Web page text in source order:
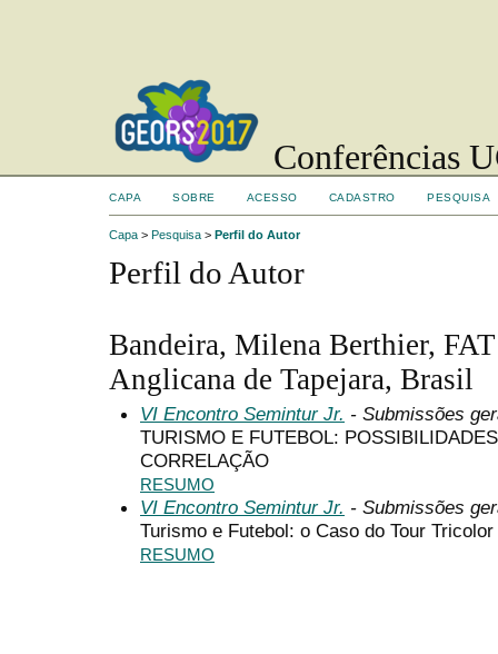
Conferências
CAPA SOBRE ACESSO CADASTRO PESQUISA
Capa > Pesquisa > Perfil do Autor
Perfil do Autor
Bandeira, Milena Berthier,
Anglicana de Tapejara, Brasil
VI Encontro Semintur Jr. - Submissões
TURISMO E FUTEBOL:
CORRELAÇÃO
RESUMO
VI Encontro Semintur Jr. - Submissões
Turismo e Futebol: o Caso do Tour Tricolor
RESUMO